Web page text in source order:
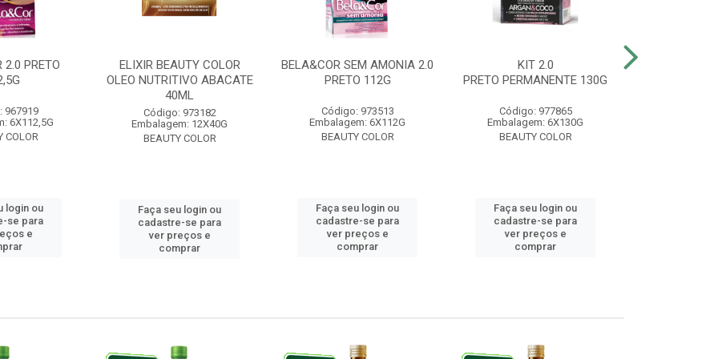
2.0 PRETO
967919
6X112,5G
COLOR
login ou
se para
e
ELIXIR BEAUTY COLOR
OLEO NUTRITIVO ABACATE
40ML
Código: 973182
Embalagem: 12X40G
BEAUTY COLOR
Faça seu login ou
cadastre-se para
ver preços e
comprar
BELA&COR SEM AMONIA 2.0
PRETO 112G
Código: 973513
Embalagem: 6X112G
BEAUTY COLOR
Faça seu login ou
cadastre-se para
ver preços e
comprar
KIT 2.0
PRETO PERMANENTE 130G
Código: 977865
Embalagem: 6X130G
BEAUTY COLOR
Faça seu login ou
cadastre-se para
ver preços e
comprar